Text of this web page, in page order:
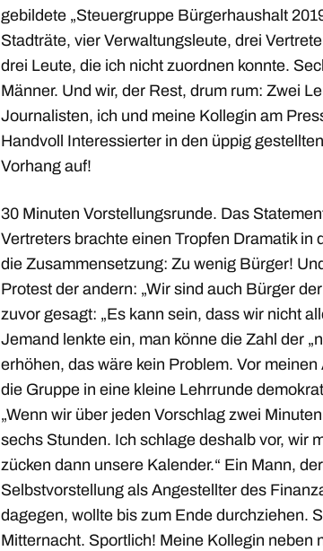
gebildete „Steuergruppe Bürgerhaushalt
Stadträte, vier Verwaltungsleute, drei
drei Leute, die ich nicht zuordnen konnte.
Männer. Und wir, der Rest, drum rum: Zwei
Journalisten, ich und meine Kollegin am
Handvoll Interessierter in den üppig
Vorhang auf!
30 Minuten Vorstellungsrunde. Das
Vertreters brachte einen Tropfen Dramatik in
die Zusammensetzung: Zu wenig Bürger!
Protest der andern: „Wir sind auch Bürger
zuvor gesagt: „Es kann sein, dass wir nicht
Jemand lenkte ein, man könne die Zahl der
erhöhen, das wäre kein Problem. Vor
die Gruppe in eine kleine Lehrrunde
„Wenn wir über jeden Vorschlag zwei
sechs Stunden. Ich schlage deshalb vor, wir
zücken dann unsere Kalender.“ Ein Mann,
Selbstvorstellung als Angestellter des
dagegen, wollte bis zum Ende durchziehen.
Mitternacht. Sportlich! Meine Kollegin neben